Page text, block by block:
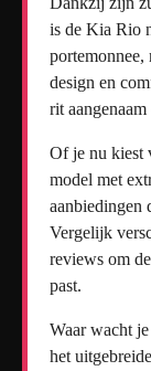
is de Kia Rio
design en
rit
Of je nu kiest
model met
aanbiedingen
Vergelijk
reviews om
past.
Waar wacht
het